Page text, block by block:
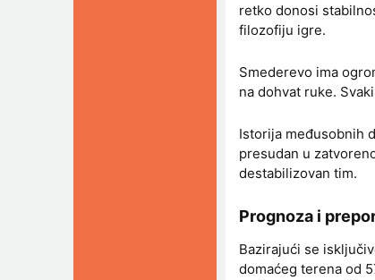
retko donosi
filozofiju igre.
Smederevo ima
na dohvat ruke.
Istorija međusobnih
presudan u
destabilizovan tim.
Prognoza i
Bazirajući se
domaćeg terena od